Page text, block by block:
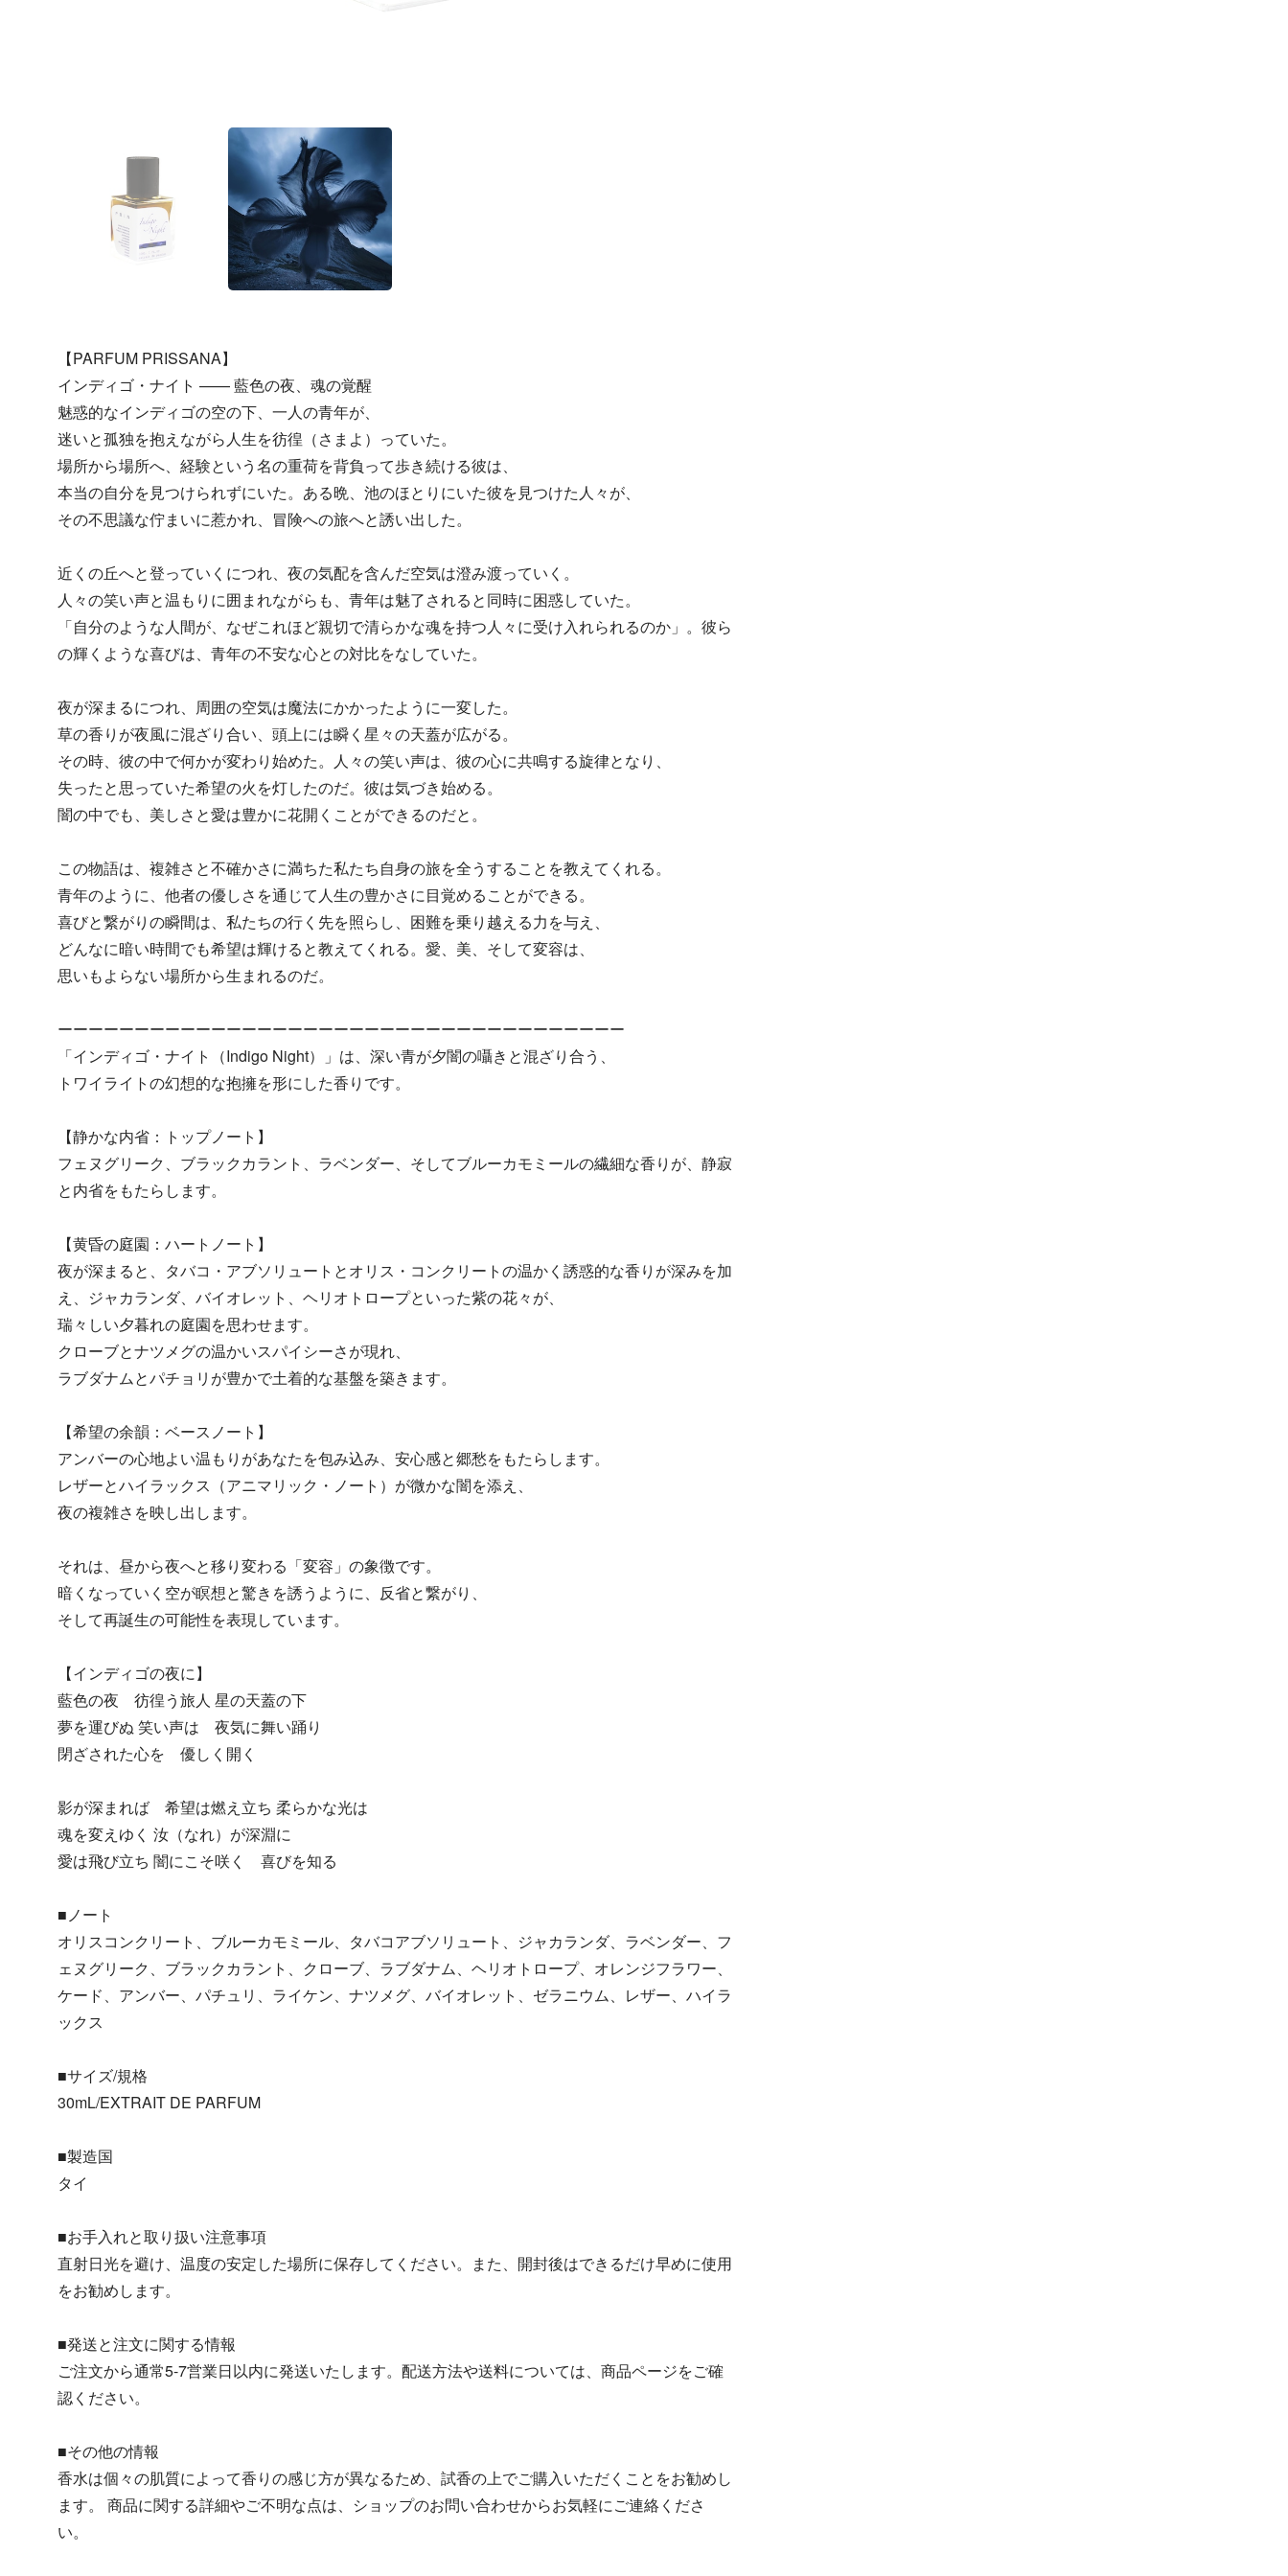
【PARFUM PRISSANA】
インディゴ・ナイト —— 藍色の夜、魂の覚醒
魅惑的なインディゴの空の下、一人の青年が、
迷いと孤独を抱えながら人生を彷徨（さまよ）っていた。
場所から場所へ、経験という名の重荷を背負って歩き続ける彼は、
本当の自分を見つけられずにいた。ある晩、池のほとりにいた彼を見つけた人々が、
その不思議な佇まいに惹かれ、冒険への旅へと誘い出した。
近くの丘へと登っていくにつれ、夜の気配を含んだ空気は澄み渡っていく。
人々の笑い声と温もりに囲まれながらも、青年は魅了されると同時に困惑していた。
「自分のような人間が、なぜこれほど親切で清らかな魂を持つ人々に受け入れられるのか」。彼ら
の輝くような喜びは、青年の不安な心との対比をなしていた。
夜が深まるにつれ、周囲の空気は魔法にかかったように一変した。
草の香りが夜風に混ざり合い、頭上には瞬く星々の天蓋が広がる。
その時、彼の中で何かが変わり始めた。人々の笑い声は、彼の心に共鳴する旋律となり、
失ったと思っていた希望の火を灯したのだ。彼は気づき始める。
闇の中でも、美しさと愛は豊かに花開くことができるのだと。
この物語は、複雑さと不確かさに満ちた私たち自身の旅を全うすることを教えてくれる。
青年のように、他者の優しさを通じて人生の豊かさに目覚めることができる。
喜びと繋がりの瞬間は、私たちの行く先を照らし、困難を乗り越える力を与え、
どんなに暗い時間でも希望は輝けると教えてくれる。愛、美、そして変容は、
思いもよらない場所から生まれるのだ。
ーーーーーーーーーーーーーーーーーーーーーーーーーーーーーーーーーーーーー
「インディゴ・ナイト（Indigo Night）」は、深い青が夕闇の囁きと混ざり合う、
トワイライトの幻想的な抱擁を形にした香りです。
【静かな内省：トップノート】
フェヌグリーク、ブラックカラント、ラベンダー、そしてブルーカモミールの繊細な香りが、静寂
と内省をもたらします。
【黄昏の庭園：ハートノート】
夜が深まると、タバコ・アブソリュートとオリス・コンクリートの温かく誘惑的な香りが深みを加
え、ジャカランダ、バイオレット、ヘリオトロープといった紫の花々が、
瑞々しい夕暮れの庭園を思わせます。
クローブとナツメグの温かいスパイシーさが現れ、
ラブダナムとパチョリが豊かで土着的な基盤を築きます。
【希望の余韻：ベースノート】
アンバーの心地よい温もりがあなたを包み込み、安心感と郷愁をもたらします。
レザーとハイラックス（アニマリック・ノート）が微かな闇を添え、
夜の複雑さを映し出します。
それは、昼から夜へと移り変わる「変容」の象徴です。
暗くなっていく空が瞑想と驚きを誘うように、反省と繋がり、
そして再誕生の可能性を表現しています。
【インディゴの夜に】
藍色の夜 彷徨う旅人 星の天蓋の下
夢を運びぬ 笑い声は 夜気に舞い踊り
閉ざされた心を 優しく開く
影が深まれば 希望は燃え立ち 柔らかな光は
魂を変えゆく 汝（なれ）が深淵に
愛は飛び立ち 闇にこそ咲く 喜びを知る
■ノート
オリスコンクリート、ブルーカモミール、タバコアブソリュート、ジャカランダ、ラベンダー、フ
ェヌグリーク、ブラックカラント、クローブ、ラブダナム、ヘリオトロープ、オレンジフラワー、
ケード、アンバー、パチュリ、ライケン、ナツメグ、バイオレット、ゼラニウム、レザー、ハイラ
ックス
■サイズ/規格
30mL/EXTRAIT DE PARFUM
■製造国
タイ
■お手入れと取り扱い注意事項
直射日光を避け、温度の安定した場所に保存してください。また、開封後はできるだけ早めに使用
をお勧めします。
■発送と注文に関する情報
ご注文から通常5-7営業日以内に発送いたします。配送方法や送料については、商品ページをご確
認ください。
■その他の情報
香水は個々の肌質によって香りの感じ方が異なるため、試香の上でご購入いただくことをお勧めし
ます。 商品に関する詳細やご不明な点は、ショップのお問い合わせからお気軽にご連絡くださ
い。